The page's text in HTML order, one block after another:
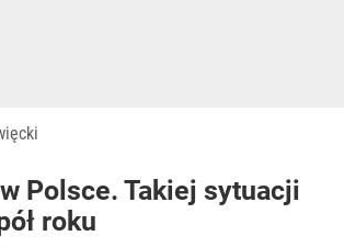
Polsce. Takiej sytuacji
roku